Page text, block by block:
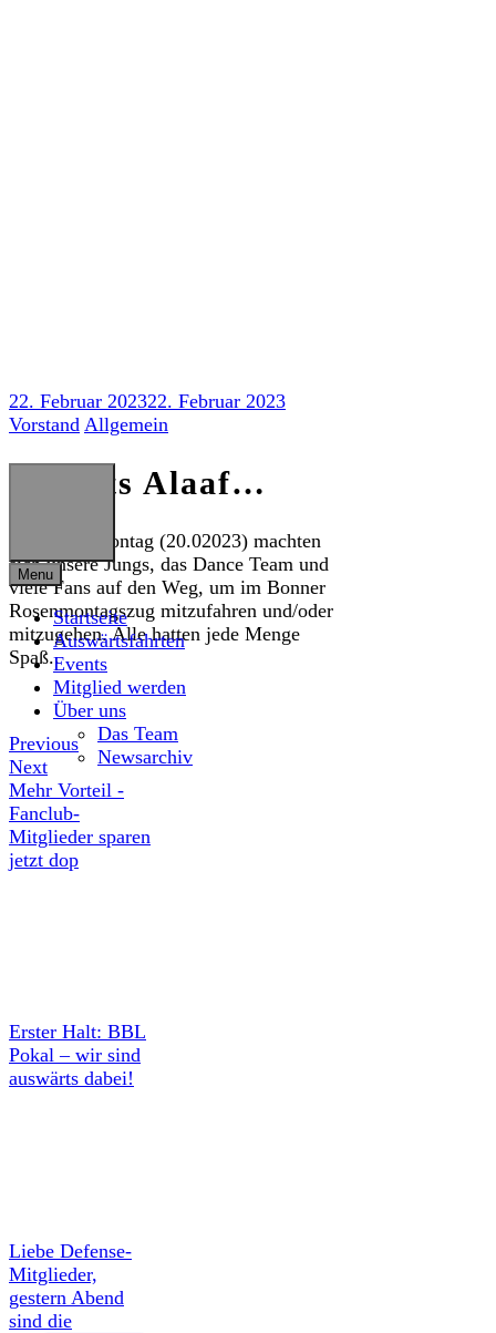
Menu
Startseite
Auswärtsfahrten
Events
Mitglied werden
Über uns
Das Team
Newsarchiv
22. Februar 202322. Februar 2023
Vorstand Allgemein
Baskets Alaaf…
Am Rosenmontag (20.02023) machten
sich unsere Jungs, das Dance Team und
viele Fans auf den Weg, um im Bonner
Rosenmontagszug mitzufahren und/oder
mitzugehen. Alle hatten jede Menge
Spaß..
Previous
Next
Mehr Vorteil -
Fanclub-
Mitglieder sparen
jetzt dop
Erster Halt: BBL
Pokal – wir sind
auswärts dabei!
Liebe Defense-
Mitglieder,
gestern Abend
sind die